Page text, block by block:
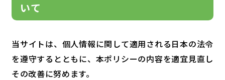
いて
当サイトは、個人情報に関して適用される日本の法令
を遵守するとともに、本ポリシーの内容を適宜見直し
その改善に努めます。